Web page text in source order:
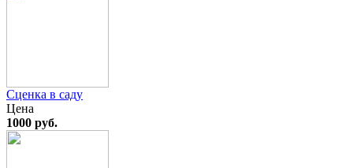
Сценка в саду
Цена
1000 руб.